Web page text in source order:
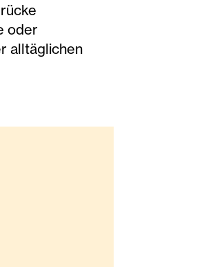
oder
alltäglichen